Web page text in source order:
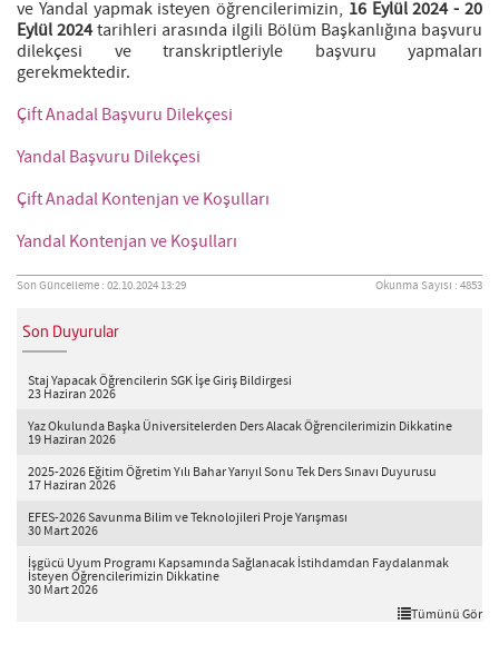
ve Yandal yapmak isteyen öğrencilerimizin, 16 Eylül 2024 - 20
Eylül 2024tarihleri arasında ilgili Bölüm Başkanlığına başvuru
dilekçesi ve transkriptleriyle başvuru yapmaları
gerekmektedir.
Çift Anadal Başvuru Dilekçesi
Yandal Başvuru Dilekçesi
Çift Anadal Kontenjan ve Koşulları
Yandal Kontenjan ve Koşulları
Son Güncelleme : 02.10.2024 13:29 Okunma Sayısı : 4853
Son Duyurular
Staj Yapacak Öğrencilerin SGK İşe Giriş Bildirgesi
23 Haziran 2026
Yaz Okulunda Başka Üniversitelerden Ders Alacak Öğrencilerimizin Dikkatine
19 Haziran 2026
2025-2026 Eğitim Öğretim Yılı Bahar Yarıyıl Sonu Tek Ders Sınavı Duyurusu
17 Haziran 2026
EFES-2026 Savunma Bilim ve Teknolojileri Proje Yarışması
30 Mart 2026
İşgücü Uyum Programı Kapsamında Sağlanacak İstihdamdan Faydalanmak
İsteyen Öğrencilerimizin Dikkatine
30 Mart 2026
Tümünü Gör